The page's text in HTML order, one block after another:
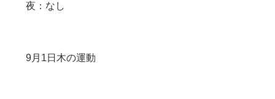
夜：なし
9月1日木の運動